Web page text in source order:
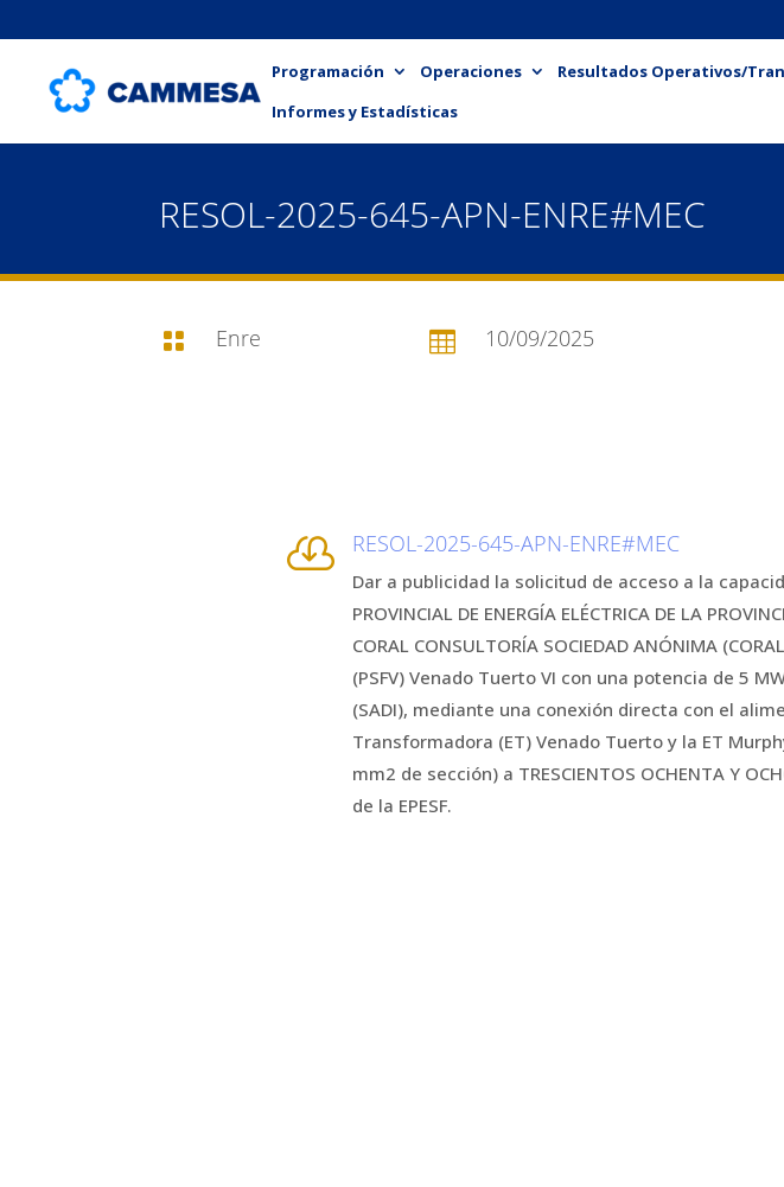
Programación Operaciones Resultados Operativos/
Informes y Estadísticas
RESOL-2025-645-APN-ENRE#MEC
 Enre  10/09/2025
 RESOL-2025-645-APN-ENRE#MEC
Dar a publicidad la solicitud de acceso a la
PROVINCIAL DE ENERGÍA ELÉCTRICA DE LA
CORAL CONSULTORÍA SOCIEDAD ANÓNIMA
(PSFV) Venado Tuerto VI con una potencia de 5
(SADI), mediante una conexión directa con el
Transformadora (ET) Venado Tuerto y la ET
mm2 de sección) a TRESCIENTOS OCHENTA Y
de la EPESF.